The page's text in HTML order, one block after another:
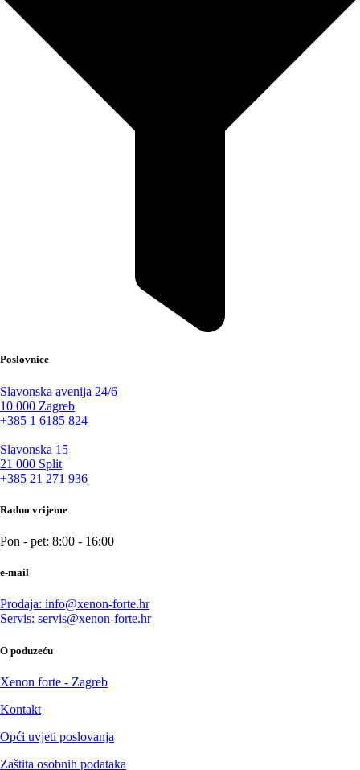
Poslovnice
Slavonska avenija 24/6
10 000 Zagreb
+385 1 6185 824
Slavonska 15
21 000 Split
+385 21 271 936
Radno vrijeme
Pon - pet: 8:00 - 16:00
e-mail
Prodaja: info@xenon-forte.hr
Servis: servis@xenon-forte.hr
O poduzeću
Xenon forte - Zagreb
Kontakt
Opći uvjeti poslovanja
Zaštita osobnih podataka